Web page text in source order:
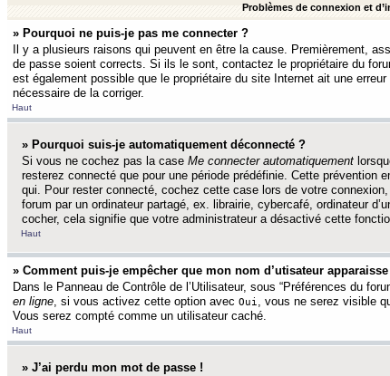
Problèmes de connexion et
» Pourquoi ne puis-je pas me connecter ?
Il y a plusieurs raisons qui peuvent en être la cause. Premièrement,
de passe soient corrects. Si ils le sont, contactez le propriétaire du
est également possible que le propriétaire du site Internet ait une
nécessaire de la corriger.
Haut
» Pourquoi suis-je automatiquement déconnecté ?
Si vous ne cochez pas la case Me connecter automatiquement
resterez connecté que pour une période prédéfinie. Cette prévention
qui. Pour rester connecté, cochez cette case lors de votre
forum par un ordinateur partagé, ex. librairie, cybercafé, ordinateur
cocher, cela signifie que votre administrateur a désactivé cette
Haut
» Comment puis-je empêcher que mon nom d’utisateur
Dans le Panneau de Contrôle de l’Utilisateur, sous “Préférences du
en ligne, si vous activez cette option avec Oui , vous ne serez visible
Vous serez compté comme un utilisateur caché.
Haut
» J’ai perdu mon mot de passe !